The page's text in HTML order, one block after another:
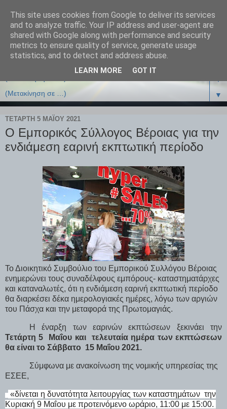
▼
▼
ΤΕΤΆΡΤΗ 5 ΜΑΪ́ΟΥ 2021
Ο Εμπορικός Σύλλογος Βέροιας για την
ενδιάμεση εαρινή εκπτωτική περίοδο
Το Διοικητικό Συμβούλιο του Εμπορικού Συλλόγου Βέροιας
ενημερώνει τους συναδέλφους εμπόρους- καταστηματάρχες
και καταναλωτές, ότι η ενδιάμεση εαρινή εκπτωτική περίοδο
θα διαρκέσει δέκα ημερολογιακές ημέρες, λόγω των αργιών
του Πάσχα και την μεταφορά της Πρωτομαγιάς.
Η έναρξη των εαρινών εκπτώσεων ξεκινάει την
Τετάρτη 5
Μαΐου και
τελευταία ημέρα των εκπτώσεων
θα είναι το Σάββατο 15 Μαΐου 2021.
Σύμφωνα με ανακοίνωση της νομικής υπηρεσίας της
ΕΣΕΕ,
«δίνεται η δυνατότητα λειτουργίας των καταστημάτων την
Κυριακή 9 Μαΐου με προτεινόμενο ωράριο, 11:00 με 15:00.
This site uses cookies from Google to deliver its services
and to analyze traffic. Your IP address and user-agent are
shared with Google along with performance and security
metrics to ensure quality of service, generate usage
statistics, and to detect and address abuse.
LEARN MORE GOT IT